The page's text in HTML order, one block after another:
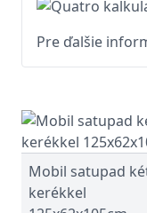
Pre ďalšie
Mobil satupad
kerékkel